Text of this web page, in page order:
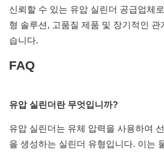
신뢰할 수 있는 유압 실린더 공급업체
형 솔루션, 고품질 제품 및 장기적인 관
습니다.
FAQ
유압 실린더란 무엇입니까?
유압 실린더는 유체 압력을 사용하여
을 생성하는 실린더 유형입니다. 이는